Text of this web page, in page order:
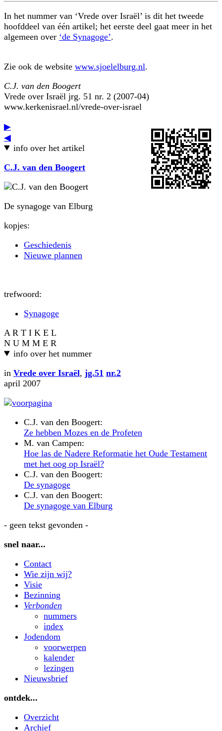
In het nummer van ‘Vrede over Israël’ is dit het tweede
hoofddeel van één artikel; het eerste deel gaat meer in het
algemeen over ‘de Synagoge’.
Zie ook de website www.sjoelelburg.nl.
C.J. van den Boogert
Vrede over Israël jrg. 51 nr. 2 (2007-04)
www.kerkenisrael.nl/vrede-over-israel
▶
◀
info over het artikel
C.J. van den Boogert
De synagoge van Elburg
kopjes:
Geschiedenis
Nieuwe plannen
trefwoord:
Synagoge
A R T I K E L
N U M M E R
info over het nummer
in Vrede over Israël, jg.51 nr.2
april 2007
C.J. van den Boogert:
Ze hebben Mozes en de Profeten
M. van Campen:
Hoe las de Nadere Reformatie het Oude Testament
met het oog op Israël?
C.J. van den Boogert:
De synagoge
C.J. van den Boogert:
De synagoge van Elburg
- geen tekst gevonden -
snel naar...
Contact
Wie zijn wij?
Visie
Bezinning
Verbonden
nummers
index
Jodendom
voorwerpen
kalender
lezingen
Nieuwsbrief
ontdek...
Overzicht
Archief